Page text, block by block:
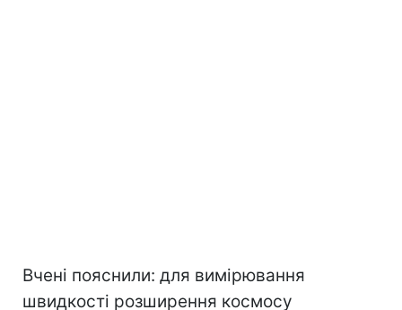
Вчені пояснили: для вимірювання
швидкості розширення космосу